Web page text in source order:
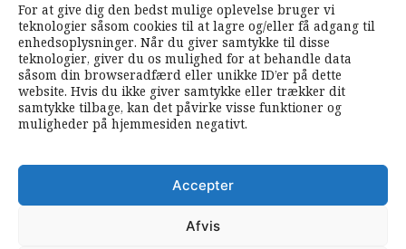
For at give dig den bedst mulige oplevelse bruger vi
teknologier såsom cookies til at lagre og/eller få adgang til
enhedsoplysninger. Når du giver samtykke til disse
teknologier, giver du os mulighed for at behandle data
såsom din browseradfærd eller unikke ID’er på dette
website. Hvis du ikke giver samtykke eller trækker dit
samtykke tilbage, kan det påvirke visse funktioner og
muligheder på hjemmesiden negativt.
Accepter
Afvis
SOUNDCLOUD RSS FEEDS
FØLG ARBEJDEREN